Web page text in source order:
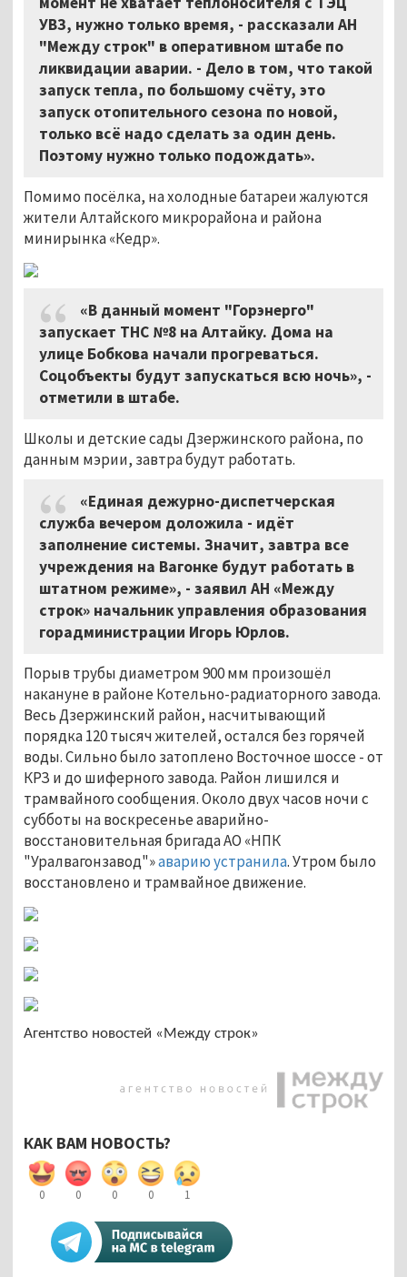
УВЗ, нужно только время, - рассказали АН
"Между строк" в оперативном штабе по
ликвидации аварии. - Дело в том, что такой
запуск тепла, по большому счёту, это
запуск отопительного сезона по новой,
только всё надо сделать за один день.
Поэтому нужно только подождать».
Помимо посёлка, на холодные батареи жалуются
жители Алтайского микрорайона и района
минирынка «Кедр».
«В данный момент "Горэнерго"
запускает ТНС №8 на Алтайку. Дома на
улице Бобкова начали прогреваться.
Соцобъекты будут запускаться всю ночь», -
отметили в штабе.
Школы и детские сады Дзержинского района, по
данным мэрии, завтра будут работать.
«Единая дежурно-диспетчерская
служба вечером доложила - идёт
заполнение системы. Значит, завтра все
учреждения на Вагонке будут работать в
штатном режиме», - заявил АН «Между
строк» начальник управления образования
горадминистрации Игорь Юрлов.
Порыв трубы диаметром900 мм произошёл
накануне в районе Котельно-радиаторного завода.
Весь Дзержинский район, насчитывающий
порядка 120 тысяч жителей, остался без горячей
воды. Сильно было затоплено Восточное шоссе - от
КРЗ и до шиферного завода. Район лишился и
трамвайного сообщения. Около двух часов ночи с
субботы на воскресенье аварийно-
восстановительная бригада АО «НПК
"Уралвагонзавод"»аварию устранила. Утром было
восстановлено и трамвайное движение.
Агентство новостей «Между строк»
КАК ВАМ НОВОСТЬ?
0 0 0 0 1